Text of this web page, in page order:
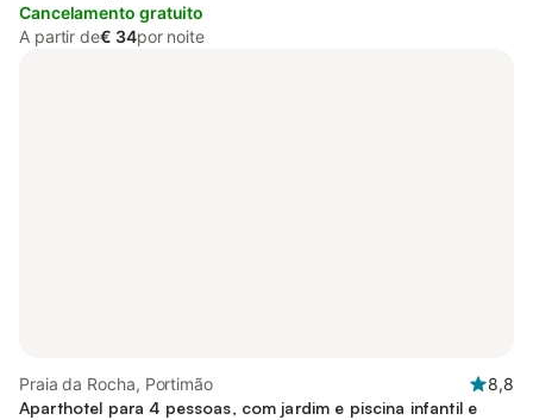
Cancelamento gratuito
A partir de€ 34por noite
Praia da Rocha, Portimão
8,8
Aparthotel para 4 pessoas, com jardim e piscina infantil e